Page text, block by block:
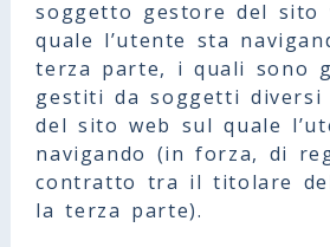
soggetto gestore del sito
quale l’utente sta
terza parte, i quali sono
gestiti da soggetti diversi
del sito web sul quale
navigando (in forza, di
contratto tra il titolare
la terza parte).